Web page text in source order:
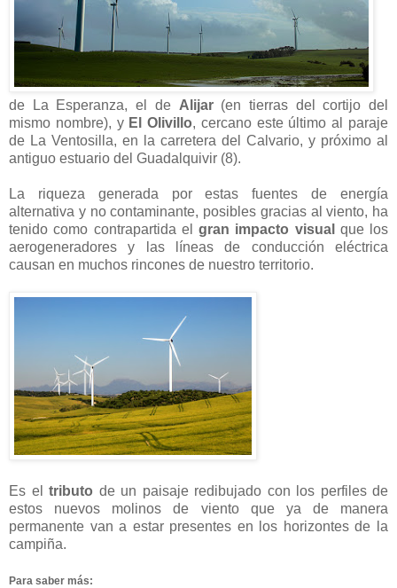
de La Esperanza, el de Alijar(en tierras del cortijo del
mismo nombre), y El Olivillo, cercano este último al paraje
de La Ventosilla, en la carretera del Calvario, y próximo al
antiguo estuario del Guadalquivir (8).
La riqueza generada por estas fuentes de energía
alternativa y no contaminante, posibles gracias al viento, ha
tenido como contrapartida el gran impacto visual que los
aerogeneradores y las líneas de conducción eléctrica
causan en muchos rincones de nuestro territorio.
Es el tributo de un paisaje redibujado con los perfiles de
estos nuevos molinos de viento que ya de manera
permanente van a estar presentes en los horizontes de la
campiña.
Para saber más: